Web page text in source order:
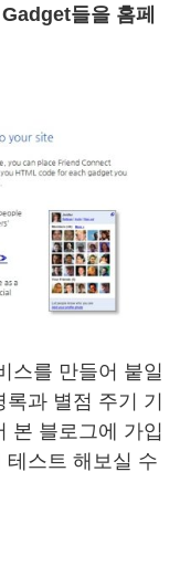
들을 홈페
스를 만들어 붙일
과 별점 주기 기
본 블로그에 가입
스트 해보실 수